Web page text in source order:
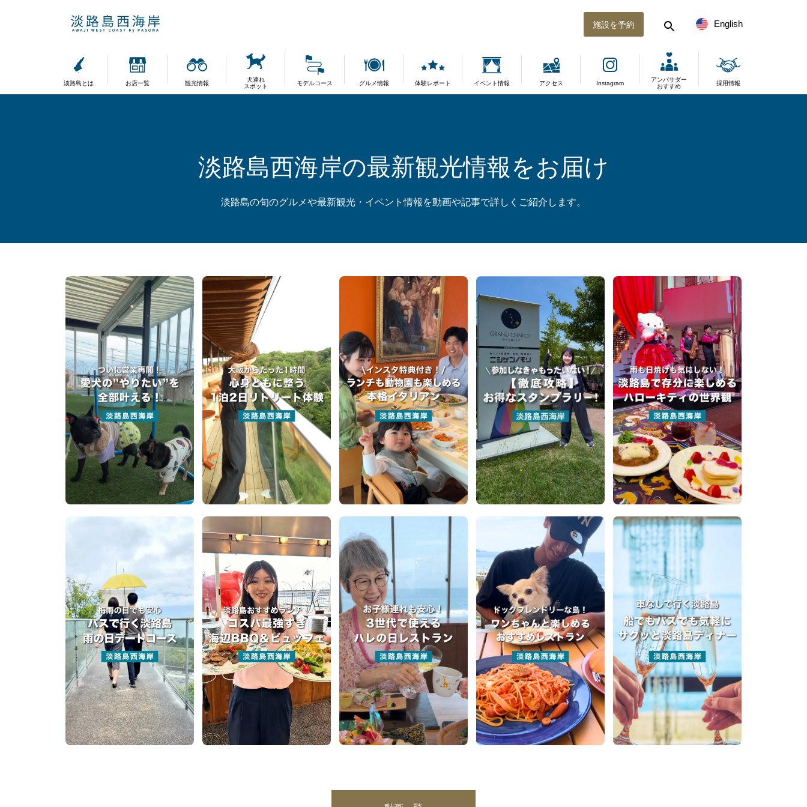
English
施設を予約
淡路島とは お店一覧 観光情報
犬連れ
スポット
モデルコース グルメ情報 体験レポート イベント情報 アクセス Instagram
アンバサダー
おすすめ
採用情報
淡路島西海岸の最新観光情報をお届け
淡路島の旬のグルメや最新観光・イベント情報を動画や記事で詳しくご紹介します。